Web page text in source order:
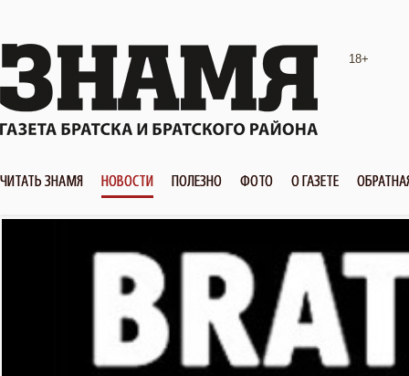
18+
ЧИТАТЬ ЗНАМЯ НОВОСТИ ПОЛЕЗНО ФОТО О ГАЗЕТЕ